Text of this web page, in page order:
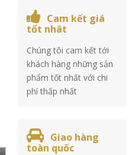
Cam kết giá
tốt nhât
Chúng tôi cam kết tới
khách hàng những sản
phẩm tốt nhất với chi
phí thấp nhất
Giao hàng
toàn quốc